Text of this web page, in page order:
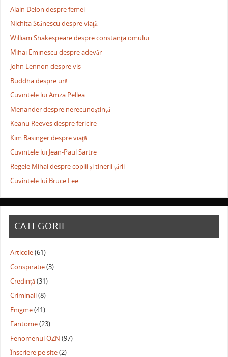
Alain Delon despre femei
Nichita Stănescu despre viaţă
William Shakespeare despre constanţa omului
Mihai Eminescu despre adevăr
John Lennon despre vis
Buddha despre ură
Cuvintele lui Amza Pellea
Menander despre nerecunoştinţă
Keanu Reeves despre fericire
Kim Basinger despre viaţă
Cuvintele lui Jean-Paul Sartre
Regele Mihai despre copiii și tinerii țării
Cuvintele lui Bruce Lee
CATEGORII
Articole(61)
Conspiratie(3)
Credință(31)
Criminali(8)
Enigme(41)
Fantome(23)
Fenomenul OZN (97)
Înscriere pe site(2)